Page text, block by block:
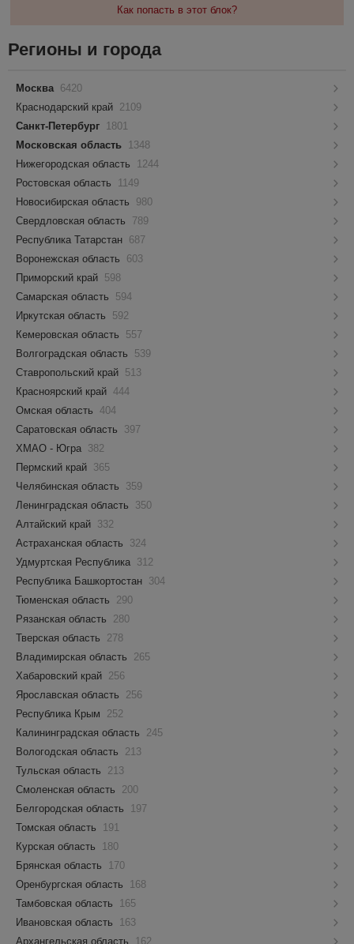
Как попасть в этот блок?
Регионы и города
Москва 6420
Краснодарский край 2109
Санкт-Петербург 1801
Московская область 1348
Нижегородская область
1244
Ростовская область
1149
Новосибирская область
980
Свердловская область
789
Республика Татарстан 687
Воронежская область
603
Приморский край 598
Самарская область
594
Иркутская область
592
Кемеровская область
557
Волгоградская область
539
Ставропольский край 513
Красноярский край 444
Омская область 404
Саратовская область
397
ХМАО - Югра 382
Пермский край 365
Челябинская область
359
Ленинградская область
350
Алтайский край 332
Астраханская область
324
Удмуртская Республика 312
Республика Башкортостан 304
Тюменская область
290
Рязанская область
280
Тверская область
278
Владимирская область
265
Хабаровский край 256
Ярославская область
256
Республика Крым
252
Калининградская область
245
Вологодская область
213
Тульская область
213
Смоленская область
200
Белгородская область
197
Томская область
191
Курская область
180
Брянская область
170
Оренбургская область
168
Тамбовская область
165
Ивановская область
163
Архангельская область
162